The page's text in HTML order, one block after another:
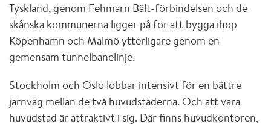
Tyskland, genom Fehmarn Bält-förbindelsen och de
skånska kommunerna ligger på för att bygga ihop
Köpenhamn och Malmö ytterligare genom en
gemensam tunnelbanelinje.
Stockholm och Oslo lobbar intensivt för en bättre
järnväg mellan de två huvudstäderna. Och att vara
huvudstad är attraktivt i sig. Där finns huvudkontoren,